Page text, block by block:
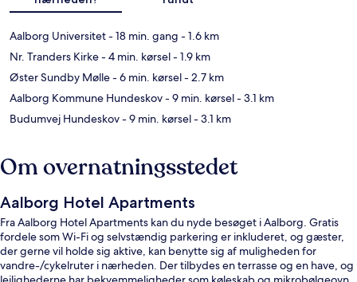
Aalborg Universitet- 18 min. gang - 1.6 km
Nr. Tranders Kirke- 4 min. kørsel- 1.9 km
Øster Sundby Mølle- 6 min. kørsel- 2.7 km
Aalborg Kommune Hundeskov- 9 min. kørsel- 3.1 km
Budumvej Hundeskov- 9 min. kørsel- 3.1 km
Om overnatningsstedet
Aalborg Hotel Apartments
Fra Aalborg Hotel Apartments kan du nyde besøget i Aalborg. Gratis
fordele som Wi-Fi og selvstændig parkering er inkluderet, og gæster,
der gerne vil holde sig aktive, kan benytte sig af muligheden for
vandre-/cykelruter i nærheden. Der tilbydes en terrasse og en have, og